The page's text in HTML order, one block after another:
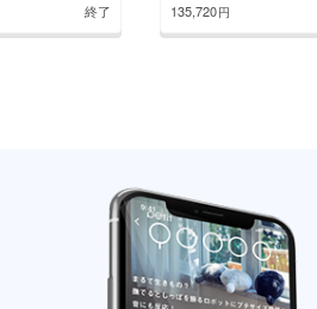
終了 135,720円
6